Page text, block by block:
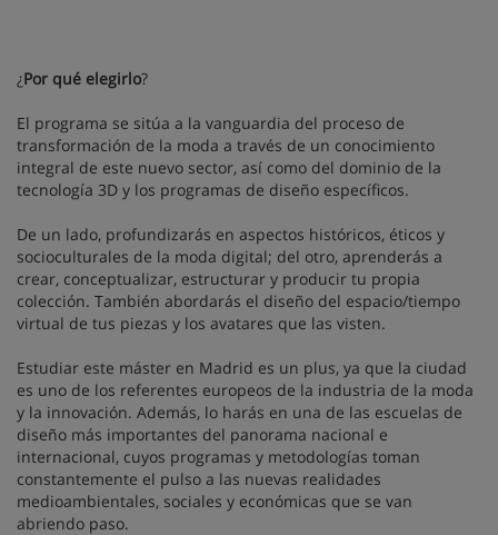
¿Por qué elegirlo?
El programa se sitúa a la vanguardia del proceso de
transformación de la moda a través de un conocimiento
integral de este nuevo sector, así como del dominio de la
tecnología 3D y los programas de diseño específicos.
De un lado, profundizarás en aspectos históricos, éticos y
socioculturales de la moda digital; del otro, aprenderás a
crear, conceptualizar, estructurar y producir tu propia
colección. También abordarás el diseño del espacio/tiempo
virtual de tus piezas y los avatares que las visten.
Estudiar este máster en Madrid es un plus, ya que la ciudad
es uno de los referentes europeos de la industria de la moda
y la innovación. Además, lo harás en una de las escuelas de
diseño más importantes del panorama nacional e
internacional, cuyos programas y metodologías toman
constantemente el pulso a las nuevas realidades
medioambientales, sociales y económicas que se van
abriendo paso.